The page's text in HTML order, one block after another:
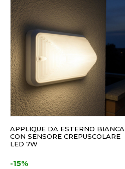
APPLIQUE DA ESTERNO BIANCA
CON SENSORE CREPUSCOLARE
LED 7W
-15%